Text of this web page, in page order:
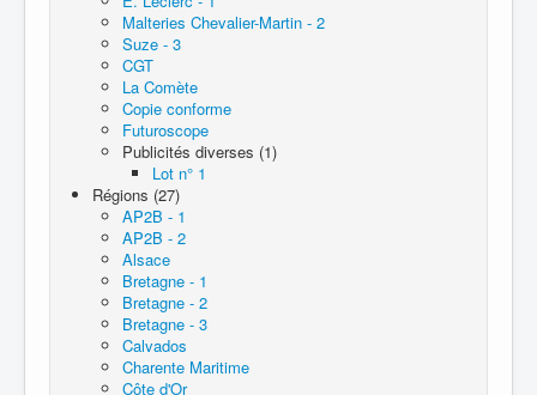
Malteries Chevalier-Martin - 2
Suze - 3
CGT
La Comète
Copie conforme
Futuroscope
Publicités diverses (1)
Lot n° 1
Régions (27)
AP2B - 1
AP2B - 2
Alsace
Bretagne - 1
Bretagne - 2
Bretagne - 3
Calvados
Charente Maritime
Côte d'Or